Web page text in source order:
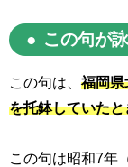
この句が
この句は、福岡県
を托鉢していた
この句は昭和7年